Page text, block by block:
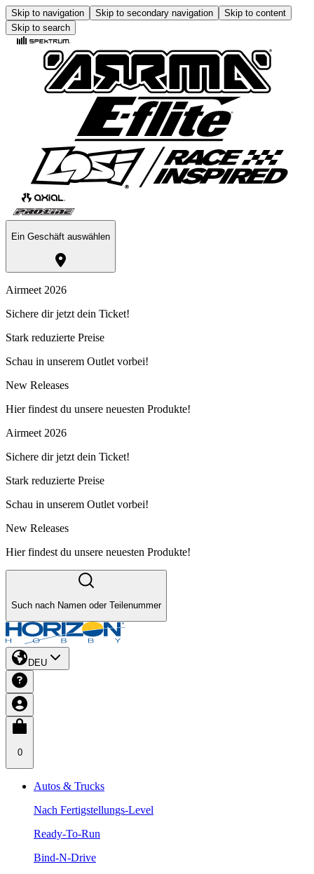
Skip to navigation Skip to secondary navigation
Skip to content
Skip to search
Ein Geschäft auswählen
Airmeet 2026
Sichere dir jetzt dein Ticket!
Stark reduzierte Preise
Schau in unserem Outlet vorbei!
New Releases
Hier findest du unsere neuesten Produkte!
Airmeet 2026
Sichere dir jetzt dein Ticket!
Stark reduzierte Preise
Schau in unserem Outlet vorbei!
New Releases
Hier findest du unsere neuesten Produkte!
Such nach Namen oder Teilenummer
DEU
0
Autos & Trucks
Nach Fertigstellungs-Level
Ready-To-Run
Bind-N-Drive